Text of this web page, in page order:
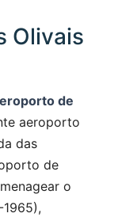
Olivais
de
aeroporto
das
de
o